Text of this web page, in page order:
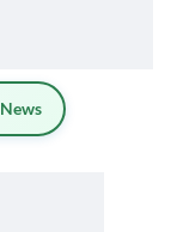
News